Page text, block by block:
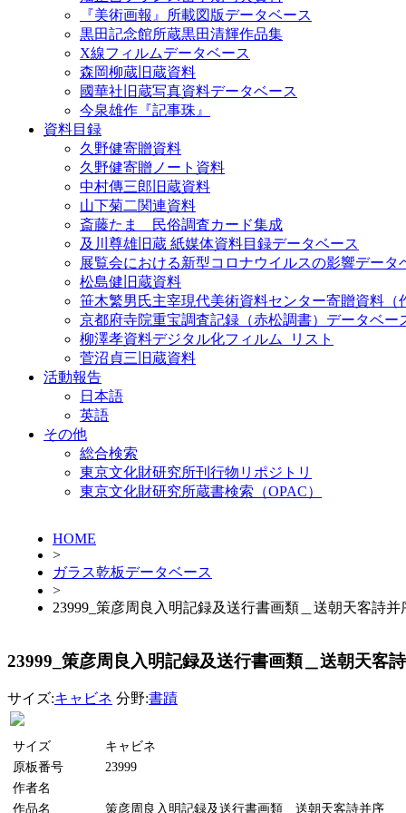
『美術画報』所載図版データベース
黒田記念館所蔵黒田清輝作品集
X線フィルムデータベース
森岡柳蔵旧蔵資料
國華社旧蔵写真資料データベース
今泉雄作『記事珠』
資料目録
久野健寄贈資料
久野健寄贈ノート資料
中村傳三郎旧蔵資料
山下菊二関連資料
斎藤たま 民俗調査カード集成
及川尊雄旧蔵 紙媒体資料目録データベース
展覧会における新型コロナウイルスの影響データ
松島健旧蔵資料
笹木繁男氏主宰現代美術資料センター寄贈資料（
京都府寺院重宝調査記録（赤松調書）データベー
柳澤孝資料デジタル化フィルム_リスト
菅沼貞三旧蔵資料
活動報告
日本語
英語
その他
総合検索
東京文化財研究所刊行物リポジトリ
東京文化財研究所蔵書検索（OPAC）
HOME
>
ガラス乾板データベース
>
23999_策彦周良入明記録及送行書画類＿送朝天客詩并
23999_策彦周良入明記録及送行書画類＿送朝天客
サイズ:キャビネ 分野:書蹟
サイズ
キャビネ
原板番号
23999
作者名
作品名
策彦周良入明記録及送行書画類＿送朝天客詩并序